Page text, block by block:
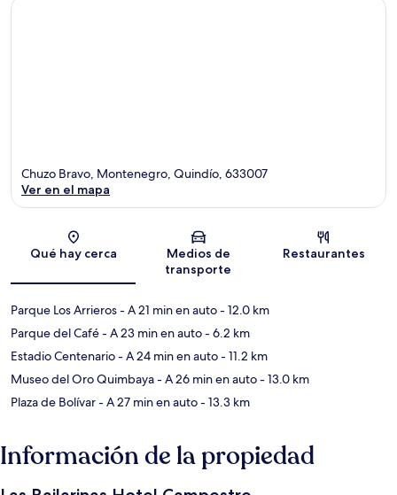
Sección del mapa
Chuzo Bravo, Montenegro, Quindío, 633007
Ver en el mapa
Qué hay cerca
Medios de
transporte
Restaurantes
Parque Los Arrieros- A 21 min en auto- 12.0 km
Parque del Café- A 23 min en auto- 6.2 km
Estadio Centenario- A 24 min en auto- 11.2 km
Museo del Oro Quimbaya- A 26 min en auto- 13.0 km
Plaza de Bolívar- A 27 min en auto- 13.3 km
Información de la propiedad